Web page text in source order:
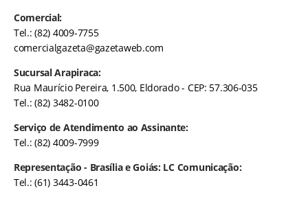
Comercial:
Tel.: (82) 4009-7755
comercialgazeta@gazetaweb.com
Sucursal Arapiraca:
Rua Maurício Pereira, 1.500, Eldorado - CEP: 57.306-035
Tel.: (82) 3482-0100
Serviço de Atendimento ao Assinante:
Tel.: (82) 4009-7999
Representação - Brasília e Goiás: LC Comunicação:
Tel.: (61) 3443-0461